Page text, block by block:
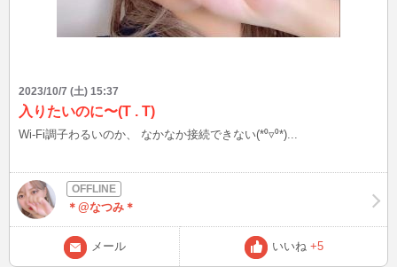
2023/10/7 (土) 15:37
入りたいのに〜(T . T)
Wi-Fi調子わるいのか、 なかなか接続できない(*⁰▿⁰*)...
＊@なつみ＊
メール いいね +5